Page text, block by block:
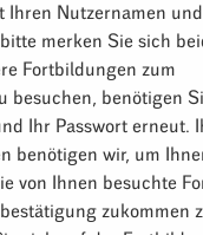
Ihren Nutzernamen
merken Sie sich
Fortbildungen zum
besuchen, benötigen
Ihr Passwort erneut.
benötigen wir, um
von Ihnen besuchte
zukommen